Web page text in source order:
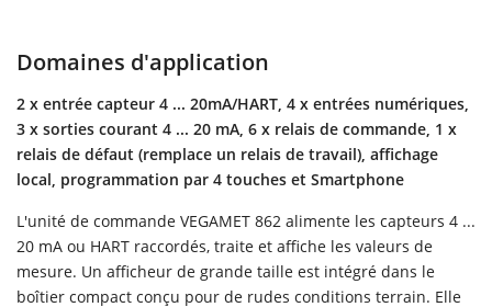
Domaines d'application
2 x entrée capteur 4 ... 20mA/HART, 4 x entrées numériques,
3 x sorties courant 4 ... 20 mA, 6 x relais de commande, 1 x
relais de défaut (remplace un relais de travail), affichage
local, programmation par 4 touches et Smartphone
L'unité de commande VEGAMET 862 alimente les capteurs 4 ...
20 mA ou HART raccordés, traite et affiche les valeurs de
mesure. Un afficheur de grande taille est intégré dans le
boîtier compact conçu pour de rudes conditions terrain. Elle